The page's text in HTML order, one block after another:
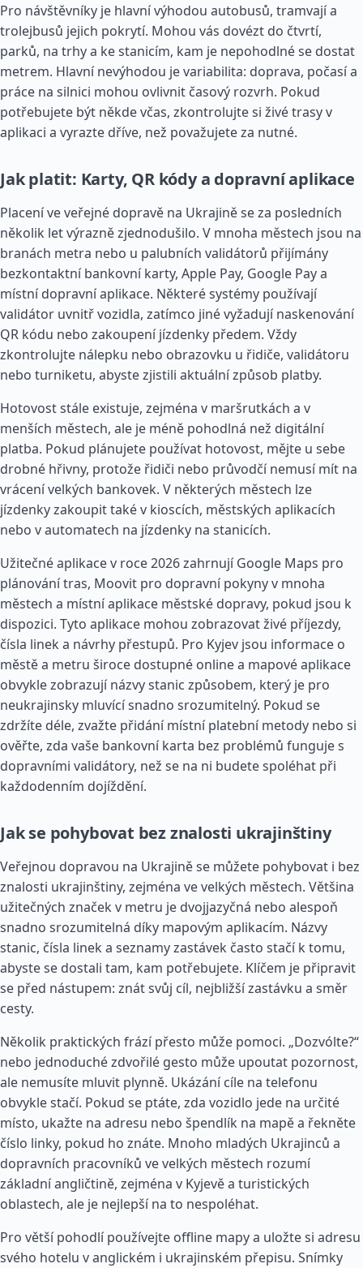
Pro návštěvníky je hlavní výhodou autobusů, tramvají a
trolejbusů jejich pokrytí. Mohou vás dovézt do čtvrtí,
parků, na trhy a ke stanicím, kam je nepohodlné se dostat
metrem. Hlavní nevýhodou je variabilita: doprava, počasí a
práce na silnici mohou ovlivnit časový rozvrh. Pokud
potřebujete být někde včas, zkontrolujte si živé trasy v
aplikaci a vyrazte dříve, než považujete za nutné.
Jak platit: Karty, QR kódy a dopravní aplikace
Placení ve veřejné dopravě na Ukrajině se za posledních
několik let výrazně zjednodušilo. V mnoha městech jsou na
branách metra nebo u palubních validátorů přijímány
bezkontaktní bankovní karty, Apple Pay, Google Pay a
místní dopravní aplikace. Některé systémy používají
validátor uvnitř vozidla, zatímco jiné vyžadují naskenování
QR kódu nebo zakoupení jízdenky předem. Vždy
zkontrolujte nálepku nebo obrazovku u řidiče, validátoru
nebo turniketu, abyste zjistili aktuální způsob platby.
Hotovost stále existuje, zejména v maršrutkách a v
menších městech, ale je méně pohodlná než digitální
platba. Pokud plánujete používat hotovost, mějte u sebe
drobné hřivny, protože řidiči nebo průvodčí nemusí mít na
vrácení velkých bankovek. V některých městech lze
jízdenky zakoupit také v kioscích, městských aplikacích
nebo v automatech na jízdenky na stanicích.
Užitečné aplikace v roce 2026 zahrnují Google Maps pro
plánování tras, Moovit pro dopravní pokyny v mnoha
městech a místní aplikace městské dopravy, pokud jsou k
dispozici. Tyto aplikace mohou zobrazovat živé příjezdy,
čísla linek a návrhy přestupů. Pro Kyjev jsou informace o
městě a metru široce dostupné online a mapové aplikace
obvykle zobrazují názvy stanic způsobem, který je pro
neukrajinsky mluvící snadno srozumitelný. Pokud se
zdržíte déle, zvažte přidání místní platební metody nebo si
ověřte, zda vaše bankovní karta bez problémů funguje s
dopravními validátory, než se na ni budete spoléhat při
každodenním dojíždění.
Jak se pohybovat bez znalosti ukrajinštiny
Veřejnou dopravou na Ukrajině se můžete pohybovat i bez
znalosti ukrajinštiny, zejména ve velkých městech. Většina
užitečných značek v metru je dvojjazyčná nebo alespoň
snadno srozumitelná díky mapovým aplikacím. Názvy
stanic, čísla linek a seznamy zastávek často stačí k tomu,
abyste se dostali tam, kam potřebujete. Klíčem je připravit
se před nástupem: znát svůj cíl, nejbližší zastávku a směr
cesty.
Několik praktických frází přesto může pomoci. „Dozvólte?“
nebo jednoduché zdvořilé gesto může upoutat pozornost,
ale nemusíte mluvit plynně. Ukázání cíle na telefonu
obvykle stačí. Pokud se ptáte, zda vozidlo jede na určité
místo, ukažte na adresu nebo špendlík na mapě a řekněte
číslo linky, pokud ho znáte. Mnoho mladých Ukrajinců a
dopravních pracovníků ve velkých městech rozumí
základní angličtině, zejména v Kyjevě a turistických
oblastech, ale je nejlepší na to nespoléhat.
Pro větší pohodlí používejte offline mapy a uložte si adresu
svého hotelu v anglickém i ukrajinském přepisu. Snímky